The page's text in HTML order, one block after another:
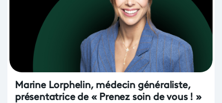
Marine Lorphelin, médecin généraliste,
présentatrice de « Prenez soin de vous ! »